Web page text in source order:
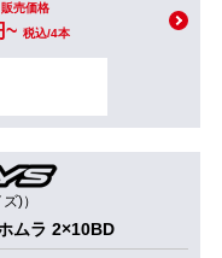
売価格
~ 税込/4本
)）
ムラ 2×10BD